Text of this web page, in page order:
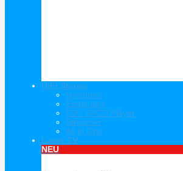
HiFi Stereo
Vorstufen
Endstufen
CD / SACD Player
Streamer
All in One
Laser TV
NEU